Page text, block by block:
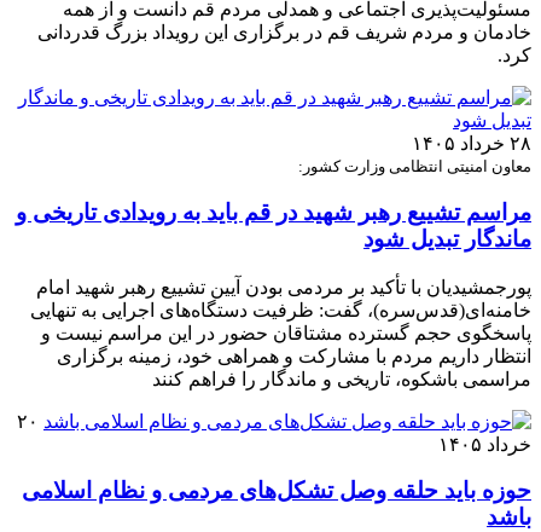
مسئولیت‌پذیری اجتماعی و همدلی مردم قم دانست و از همه
خادمان و مردم شریف قم در برگزاری این رویداد بزرگ قدردانی
کرد.
۲۸ خرداد ۱۴۰۵
معاون امنیتی انتظامی وزارت کشور:
مراسم تشییع رهبر شهید در قم باید به رویدادی تاریخی و
ماندگار تبدیل شود
پورجمشیدیان با تأکید بر مردمی بودن آیین تشییع رهبر شهید امام
خامنه‌ای(قدس‌سره)، گفت: ظرفیت دستگاه‌های اجرایی به تنهایی
پاسخگوی حجم گسترده مشتاقان حضور در این مراسم نیست و
انتظار داریم مردم با مشارکت و همراهی خود، زمینه برگزاری
مراسمی باشکوه، تاریخی و ماندگار را فراهم کنند
۲۰
خرداد ۱۴۰۵
حوزه باید حلقه وصل تشکل‌های مردمی و نظام اسلامی
باشد